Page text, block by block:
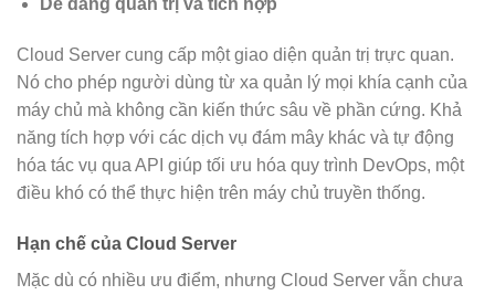
Dễ dàng quản trị và tích hợp
Cloud Server cung cấp một giao diện quản trị trực quan.
Nó cho phép người dùng từ xa quản lý mọi khía cạnh của
máy chủ mà không cần kiến thức sâu về phần cứng. Khả
năng tích hợp với các dịch vụ đám mây khác và tự động
hóa tác vụ qua API giúp tối ưu hóa quy trình DevOps, một
điều khó có thể thực hiện trên máy chủ truyền thống.
Hạn chế của Cloud Server
Mặc dù có nhiều ưu điểm, nhưng Cloud Server vẫn chưa